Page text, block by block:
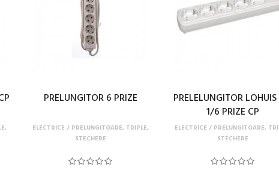
PRELUNGITOR 6 PRIZE
ELECTRICE
PRELUNGITOARE, TRIPLE,
STECHERE
PRELELUNGITOR
1/6 PRIZE CP
ELECTRICE
PRELUNGITOARE,
STECHERE